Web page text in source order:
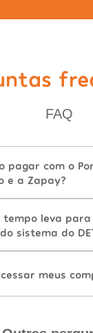
FAQ
pagar com o
e a Zapay?
tempo leva
sistema do
meus